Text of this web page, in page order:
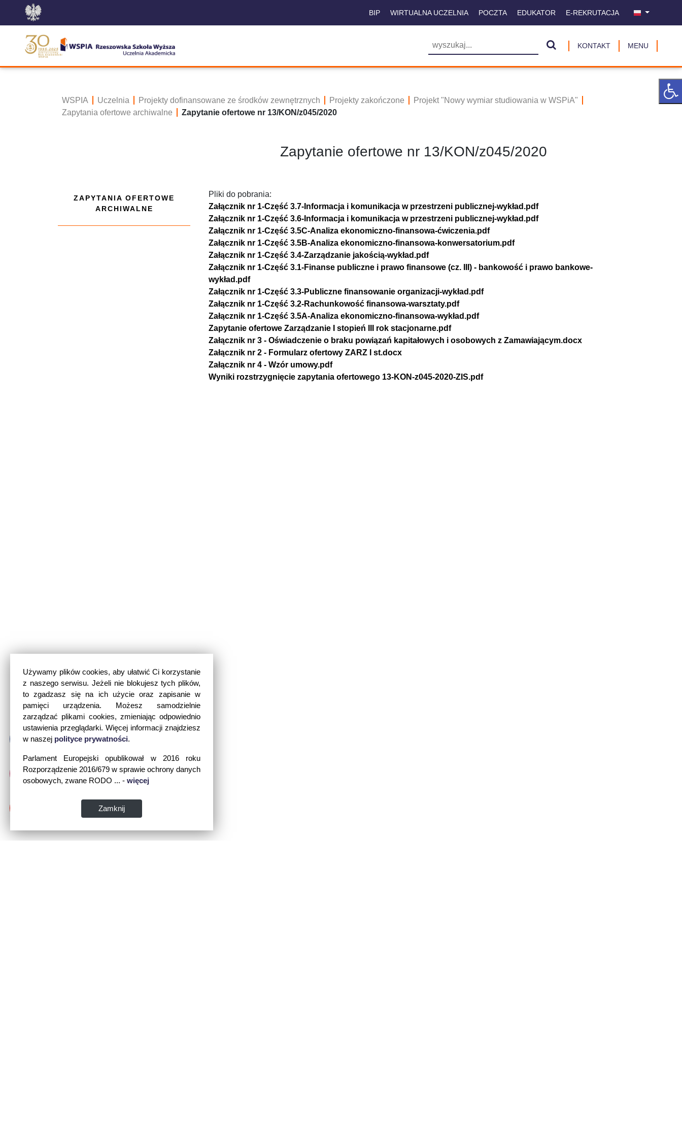
Używamy plików cookies, aby ułatwić Ci korzystanie
z naszego serwisu. Jeżeli nie blokujesz tych plików,
to zgadzasz się na ich użycie oraz zapisanie w
pamięci urządzenia. Możesz samodzielnie
zarządzać plikami cookies, zmieniając odpowiednio
ustawienia przeglądarki. Więcej informacji znajdziesz
w naszej polityce prywatności.
Parlament Europejski opublikował w 2016 roku
Rozporządzenie 2016/679 w sprawie ochrony danych
osobowych, zwane RODO ... - więcej
Zamknij
BIP WIRTUALNA UCZELNIA POCZTA EDUKATOR E-REKRUTACJA
KONTAKT MENU
WSPIA Uczelnia Projekty dofinansowane ze środków zewnętrznych Projekty zakończone
Projekt "Nowy wymiar studiowania w WSPiA"
Zapytania ofertowe archiwalne
Zapytanie ofertowe nr 13/KON/z045/2020
ZAPYTANIA OFERTOWE
ARCHIWALNE
Zapytanie ofertowe nr 13/KON/z045/2020
Pliki do pobrania:
Załącznik nr 1-Część 3.7-Informacja i komunikacja w przestrzeni publicznej-wykład.pdf
Załącznik nr 1-Część 3.6-Informacja i komunikacja w przestrzeni publicznej-wykład.pdf
Załącznik nr 1-Część 3.5C-Analiza ekonomiczno-finansowa-ćwiczenia.pdf
Załącznik nr 1-Część 3.5B-Analiza ekonomiczno-finansowa-konwersatorium.pdf
Załącznik nr 1-Część 3.4-Zarządzanie jakością-wykład.pdf
Załącznik nr 1-Część 3.1-Finanse publiczne i prawo finansowe (cz. III) - bankowość i prawo bankowe-
wykład.pdf
Załącznik nr 1-Część 3.3-Publiczne finansowanie organizacji-wykład.pdf
Załącznik nr 1-Część 3.2-Rachunkowość finansowa-warsztaty.pdf
Załącznik nr 1-Część 3.5A-Analiza ekonomiczno-finansowa-wykład.pdf
Zapytanie ofertowe Zarządzanie I stopień III rok stacjonarne.pdf
Załącznik nr 3 - Oświadczenie o braku powiązań kapitałowych i osobowych z Zamawiającym.docx
Załącznik nr 2 - Formularz ofertowy ZARZ I st.docx
Załącznik nr 4 - Wzór umowy.pdf
Wyniki rozstrzygnięcie zapytania ofertowego 13-KON-z045-2020-ZIS.pdf